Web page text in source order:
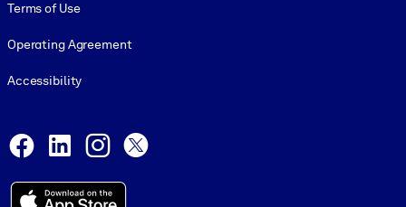
Terms of Use
Operating Agreement
Accessibility
Facebook
LinkedInInstagram